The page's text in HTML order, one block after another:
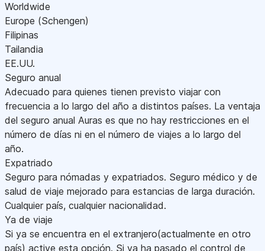
Worldwide
Europe (Schengen)
Filipinas
Tailandia
EE.UU.
Seguro anual
Adecuado para quienes tienen previsto viajar con
frecuencia a lo largo del año a distintos países. La ventaja
del seguro anual Auras es que no hay restricciones en el
número de días ni en el número de viajes a lo largo del
año.
Expatriado
Seguro para nómadas y expatriados. Seguro médico y de
salud de viaje mejorado para estancias de larga duración.
Cualquier país, cualquier nacionalidad.
Ya de viaje
Si ya se encuentra en el extranjero(actualmente en otro
país) active esta opción. Si ya ha pasado el control de